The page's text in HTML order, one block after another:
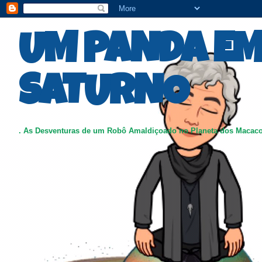
UM PANDA
SATURNO
. As Desventuras de um Robô Amaldiçoado no Planeta dos